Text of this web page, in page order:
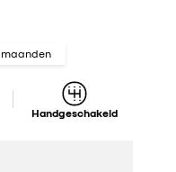
maanden
Handgeschakeld